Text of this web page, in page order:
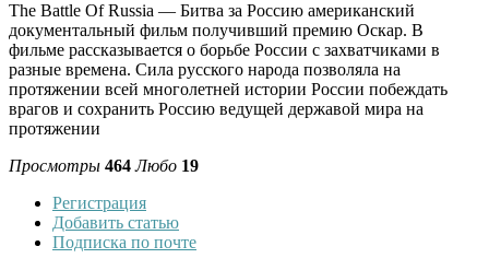
The Battle Of Russia — Битва за Россию американский
документальный фильм получивший премию Оскар. В
фильме рассказывается о борьбе России с захватчиками в
разные времена. Сила русского народа позволяла на
протяжении всей многолетней истории России побеждать
врагов и сохранить Россию ведущей державой мира на
протяжении
Просмотры 464 Любо 19
Регистрация
Добавить статью
Подписка по почте